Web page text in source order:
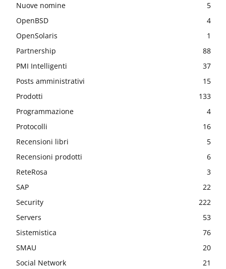
Nuove nomine
5
OpenBSD
4
OpenSolaris
1
Partnership
88
PMI Intelligenti
37
Posts amministrativi
15
Prodotti
133
Programmazione
4
Protocolli
16
Recensioni libri
5
Recensioni prodotti
6
ReteRosa
3
SAP
22
Security
222
Servers
53
Sistemistica
76
SMAU
20
Social Network
21